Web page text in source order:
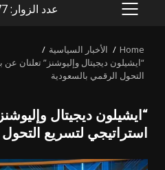
PRIMARY
عدد الزوار: 1187577
Home
الأخبار السياسية
“ايشيلون ديجيتال وإليوشنز” تعلنان
التحول الرقمي بالسعودية
“ايشيلون ديجيتال
استراتيجي لتسريع